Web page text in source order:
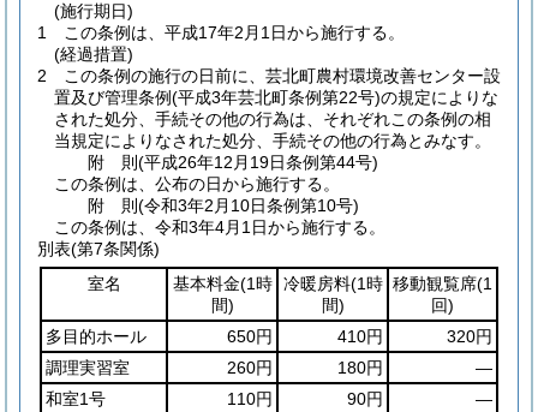
(施行期日)
1
この条例は、平成17年2月1日から施行する。
(経過措置)
2
この条例の施行の日前に、芸北町農村環境改善センター設
置及び管理条例(平成3年芸北町条例第22号)の規定によりな
された処分、手続その他の行為は、それぞれこの条例の相
当規定によりなされた処分、手続その他の行為とみなす。
附 則(平成26年12月19日条例第44号)
この条例は、公布の日から施行する。
附 則(令和3年2月10日条例第10号)
この条例は、令和3年4月1日から施行する。
別表(第7条関係)
室名
基本料金(1時
間)
冷暖房料(1時
間)
移動観覧席(1
回)
多目的ホール
650円 410円
320円
調理実習室
260円 180円
―
和室1号
110円 90円 ―